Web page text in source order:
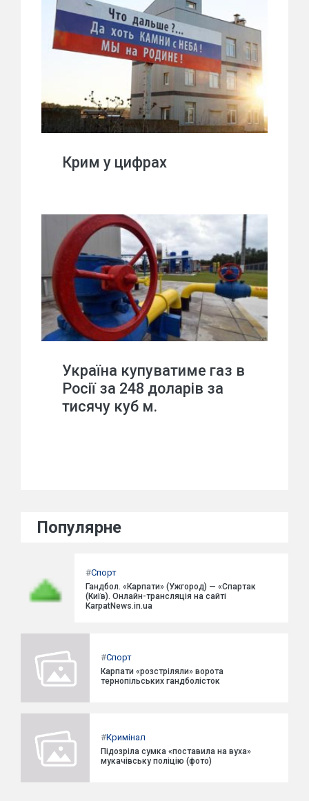
Крим у цифрах
Україна купуватиме газ в
Росії за 248 доларів за
тисячу куб м.
Популярне
#Спорт
Гандбол. «Карпати» (Ужгород) — «Спартак
(Київ). Онлайн-трансляція на сайті
KarpatNews.in.ua
#Спорт
Карпати «розстріляли» ворота
тернопільських гандболісток
#Кримінал
Підозріла сумка «поставила на вуха»
мукачівську поліцію (фото)